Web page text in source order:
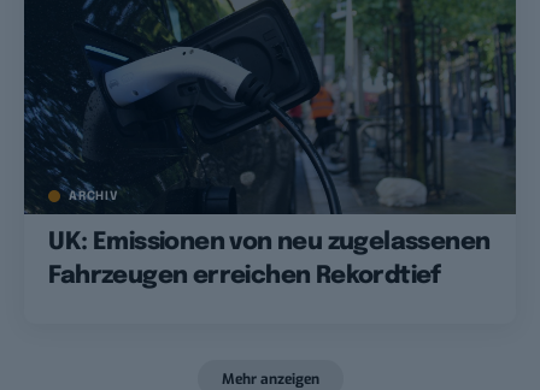
ARCHIV
UK: Emissionen von neu zugelassenen
Fahrzeugen erreichen Rekordtief
Mehr anzeigen